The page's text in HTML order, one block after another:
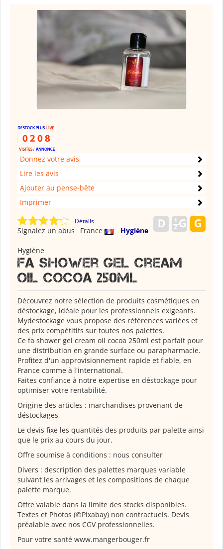
Donnez votre avis
Lire les avis
Ajouter au pense-bête
Imprimer
Détails
France Hygiène
Signalez un abus
Hygiène
Fa shower gel cream
oil cocoa 250ml
Découvrez notre sélection de produits cosmétiques en
déstockage, idéale pour les professionnels exigeants.
Mydestockage vous propose des références variées et
des prix compétitifs sur toutes nos palettes.
Ce fa shower gel cream oil cocoa 250ml est parfait pour
une distribution en grande surface ou parapharmacie.
Profitez d'un approvisionnement rapide et fiable, en
France comme à l'international.
Faites confiance à notre expertise en déstockage pour
optimiser votre rentabilité.
Origine des articles : marchandises provenant de
déstockages
Le devis fixe les quantités des produits par palette ainsi
que le prix au cours du jour.
Offre soumise à conditions : nous consulter
Divers : description des palettes marques variable
suivant les arrivages et les compositions de chaque
palette marque.
Offre valable dans la limite des stocks disponibles.
Textes et Photos (©Pixabay) non contractuels. Devis
préalable avec nos CGV professionnelles.
Pour votre santé www.mangerbouger.fr